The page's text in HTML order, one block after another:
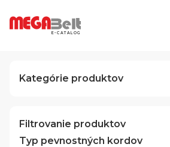
E-CATALOG
Kategórie produktov
Filtrovanie produktov
Typ pevnostných kordov